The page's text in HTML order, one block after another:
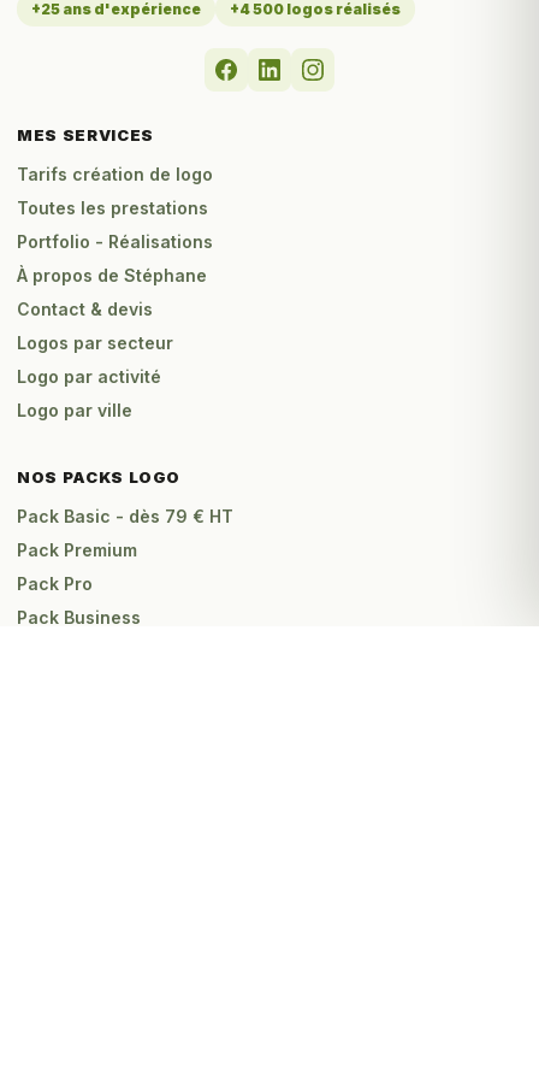
+25 ans d'expérience +4 500 logos réalisés
MES SERVICES
Tarifs création de logo
Toutes les prestations
Portfolio - Réalisations
À propos de Stéphane
Contact & devis
Logos par secteur
Logo par activité
Logo par ville
NOS PACKS LOGO
Pack Basic - dès 79 € HT
Pack Premium
Pack Pro
Pack Business